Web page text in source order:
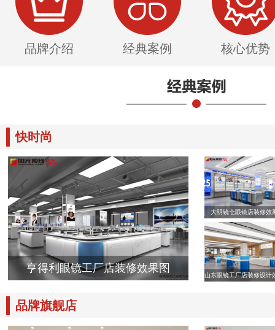
品牌介绍 经典案例 核心优势
快时尚
亨得利眼镜工厂店装修效果图
大明镜仓眼镜店装修效
山东眼镜工厂店装修设计
品牌旗舰店